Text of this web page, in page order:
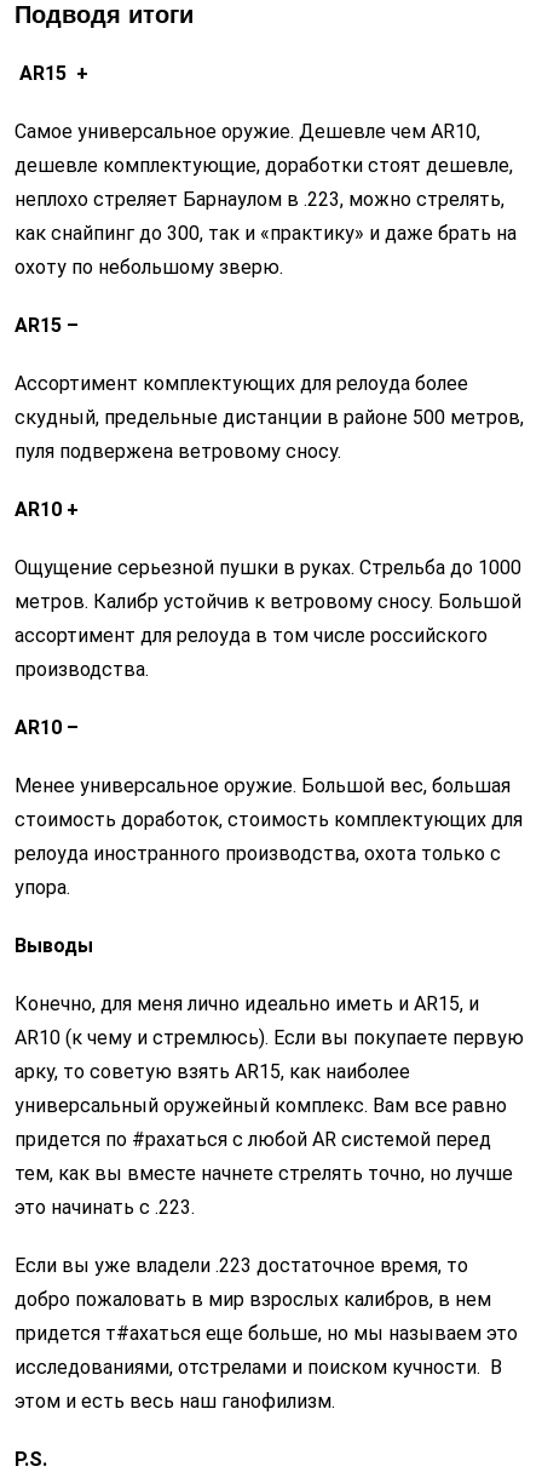
Подводя итоги
AR15 +
Самое универсальное оружие. Дешевле чем AR10,
дешевле комплектующие, доработки стоят дешевле,
неплохо стреляет Барнаулом в .223, можно стрелять,
как снайпинг до 300, так и «практику» и даже брать на
охоту по небольшому зверю.
AR15 –
Ассортимент комплектующих для релоуда более
скудный, предельные дистанции в районе 500 метров,
пуля подвержена ветровому сносу.
AR10 +
Ощущение серьезной пушки в руках. Стрельба до 1000
метров. Калибр устойчив к ветровому сносу. Большой
ассортимент для релоуда в том числе российского
производства.
AR10 –
Менее универсальное оружие. Большой вес, большая
стоимость доработок, стоимость комплектующих для
релоуда иностранного производства, охота только с
упора.
Выводы
Конечно, для меня лично идеально иметь и AR15, и
AR10 (к чему и стремлюсь). Если вы покупаете первую
арку, то советую взять AR15, как наиболее
универсальный оружейный комплекс. Вам все равно
придется по #рахаться с любой AR системой перед
тем, как вы вместе начнете стрелять точно, но лучше
это начинать с .223.
Если вы уже владели .223 достаточное время, то
добро пожаловать в мир взрослых калибров, в нем
придется т#ахаться еще больше, но мы называем это
исследованиями, отстрелами и поиском кучности. В
этом и есть весь наш ганофилизм.
P.S.